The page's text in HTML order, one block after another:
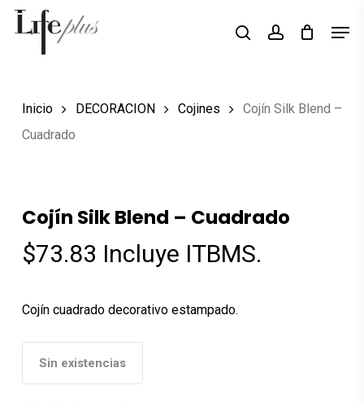
Skip
Búsqueda
productos
searchaccount
Inicio DECORACION Cojines
Cojín Silk Blend –
Cuadrado
Cojín Silk Blend – Cuadrado
$73.83 Incluye ITBMS.
Cojín cuadrado decorativo estampado.
Sin existencias